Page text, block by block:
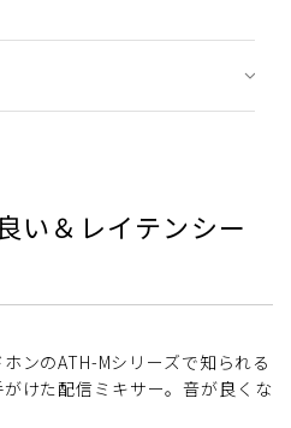
い＆レイテンシー
ンのATH-Mシリーズで知られる
けた配信ミキサー。音が良くな